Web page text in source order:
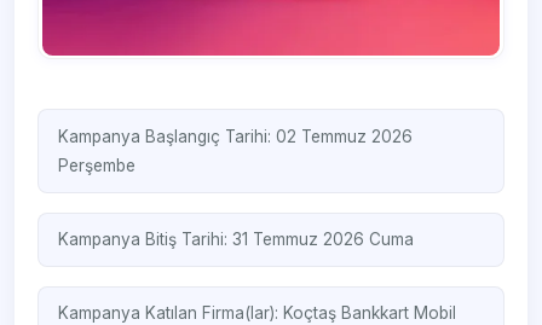
Kampanya Başlangıç Tarihi: 02 Temmuz 2026
Perşembe
Kampanya Bitiş Tarihi: 31 Temmuz 2026 Cuma
Kampanya Katılan Firma(lar): Koçtaş Bankkart Mobil